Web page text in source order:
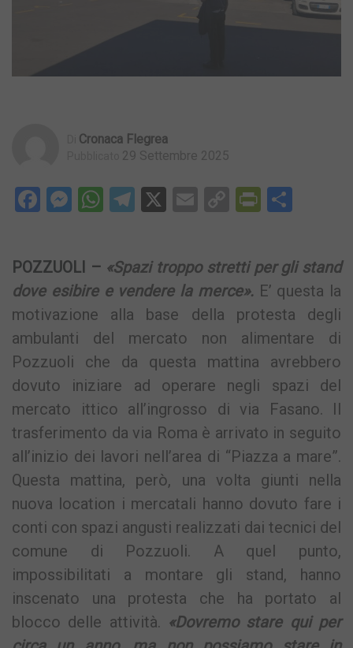
Cronaca Flegrea
29 Settembre 2025
Facebook
Messenger
WhatsApp
Telegram
X EmailCopy
POZZUOLI – «Spazi troppo stretti per gli stand
dove esibire e vendere la merce».E’ questa la
motivazione alla base della protesta degli
ambulanti del mercato non alimentare di
Pozzuoli che da questa mattina avrebbero
dovuto iniziare ad operare negli spazi del
mercato ittico all’ingrosso di via Fasano. Il
trasferimento da via Roma è arrivato in seguito
all’inizio dei lavori nell’area di “Piazza a mare”.
Questa mattina, però, una volta giunti nella
nuova location i mercatali hanno dovuto fare i
conti con spazi angusti realizzati dai tecnici del
comune di Pozzuoli. A quel punto,
impossibilitati a montare gli stand, hanno
inscenato una protesta che ha portato al
blocco delle attività. «Dovremo stare qui per